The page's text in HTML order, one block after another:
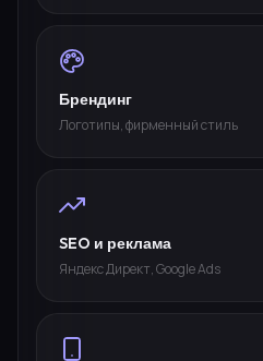
Брендинг
Логотипы, фирменный стиль
SEO и реклама
Яндекс Директ, Google Ads